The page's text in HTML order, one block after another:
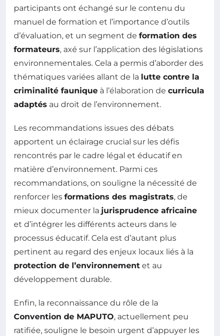
participants ont échangé sur le contenu du
manuel de formation et l’importance d’outils
d’évaluation, et un segment de formation des
formateurs, axé sur l’application des législations
environnementales. Cela a permis d’aborder des
thématiques variées allant de la lutte contre la
criminalité faunique à l’élaboration de curricula
adaptés au droit de l’environnement.
Les recommandations issues des débats
apportent un éclairage crucial sur les défis
rencontrés par le cadre légal et éducatif en
matière d’environnement. Parmi ces
recommandations, on souligne la nécessité de
renforcer les formations des magistrats, de
mieux documenter la jurisprudence africaine
et d’intégrer les différents acteurs dans le
processus éducatif. Cela est d’autant plus
pertinent au regard des enjeux locaux liés à la
protection de l’environnement et au
développement durable.
Enfin, la reconnaissance du rôle de la
Convention de MAPUTO, actuellement peu
ratifiée, souligne le besoin urgent d’appuyer les